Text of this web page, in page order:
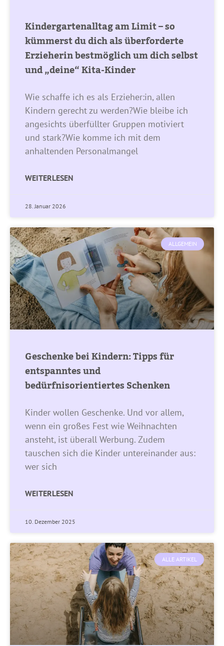
Kindergartenalltag am Limit – so
kümmerst du dich als überforderte
Erzieherin bestmöglich um dich selbst
und „deine“ Kita-Kinder
Wie schaffe ich es als Erzieher:in, allen
Kindern gerecht zu werden?Wie bleibe ich
angesichts überfüllter Gruppen motiviert
und stark?Wie komme ich mit dem
anhaltenden Personalmangel
WEITERLESEN
28. Januar 2026
ALLGEMEIN
Geschenke bei Kindern: Tipps für
entspanntes und
bedürfnisorientiertes Schenken
Kinder wollen Geschenke. Und vor allem,
wenn ein großes Fest wie Weihnachten
ansteht, ist überall Werbung. Zudem
tauschen sich die Kinder untereinander aus:
wer sich
WEITERLESEN
10. Dezember 2025
ALLE ARTIKEL